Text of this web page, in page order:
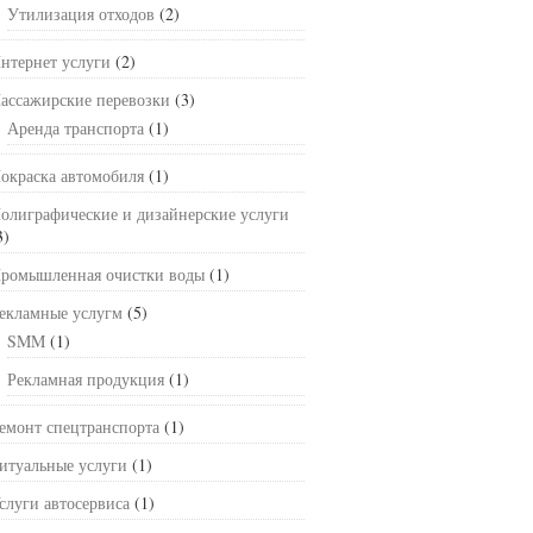
Утилизация отходов (2)
услуги (2)
перевозки (3)
Аренда транспорта (1)
автомобиля (1)
и дизайнерские услуги
очистки воды (1)
услугм (5)
SMM (1)
Рекламная продукция (1)
спецтранспорта (1)
услуги (1)
автосервиса (1)